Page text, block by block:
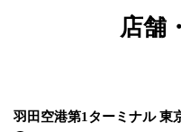
店舗
羽田空港第1ターミナル 東